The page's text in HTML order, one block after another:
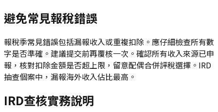
避免常見報稅錯誤
報稅季常見錯誤包括漏報收入或重複扣除。應仔細檢查所有數
字是否準確。建議提交前再覆核一次。確認所有收入來源已申
報，核對扣除金額是否超上限，留意配偶合併評稅選擇。IRD
抽查個案中，漏報海外收入佔比最高。
IRD查核實務說明